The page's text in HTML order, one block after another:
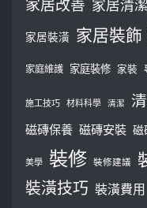
家居改善 家居清潔
家居裝潢 家居裝飾
家庭維護 家庭裝修 家裝
施工技巧 材料科學 清潔
磁磚保養 磁磚安裝 磁
美學 裝修 裝修建議
裝潢技巧 裝潢費用